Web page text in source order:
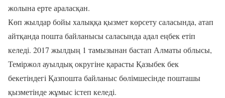
жолына ерте араласқан.
Көп жылдар бойы халыққа қызмет көрсету саласында, атап
айтқанда пошта байланысы саласында адал еңбек етіп
келеді. 2017 жылдың 1 тамызынан бастап Алматы облысы,
Теміржол ауылдық округіне қарасты Қазыбек бек
бекетіндегі Қазпошта байланыс бөлімшесінде пошташы
қызметінде жұмыс істеп келеді.